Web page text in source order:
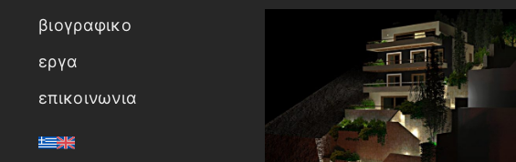
βιογραφικο
εργα
επικοινωνια